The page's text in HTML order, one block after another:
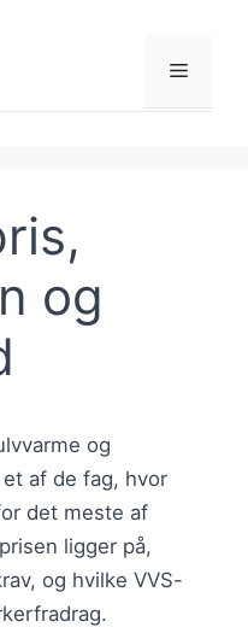
Menu
og
og
af de fag, hvor
det meste af
ligger på,
og hvilke VVS-